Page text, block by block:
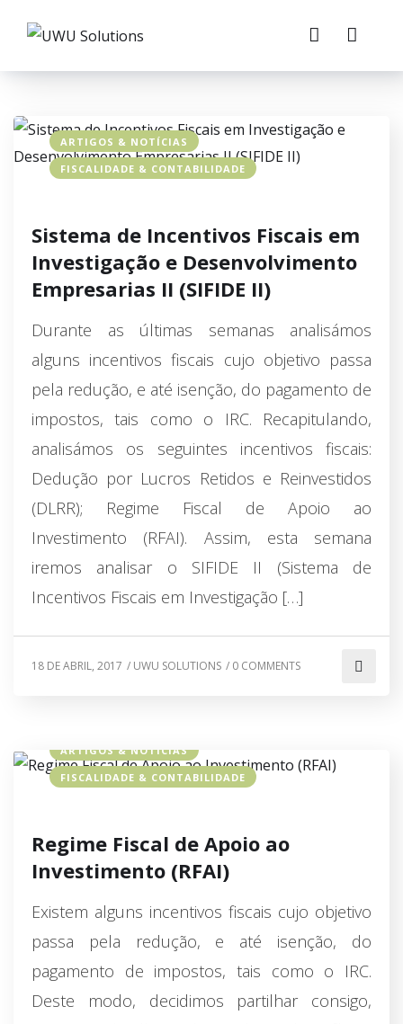
ARTIGOS & NOTÍCIAS
FISCALIDADE & CONTABILIDADE
Sistema de Incentivos Fiscais em
Investigação e Desenvolvimento
Empresarias II (SIFIDE II)
Durante as últimas semanas analisámos
alguns incentivos fiscais cujo objetivo passa
pela redução, e até isenção, do pagamento de
impostos, tais como o IRC. Recapitulando,
analisámos os seguintes incentivos fiscais:
Dedução por Lucros Retidos e Reinvestidos
(DLRR); Regime Fiscal de Apoio ao
Investimento (RFAI). Assim, esta semana
iremos analisar o SIFIDE II (Sistema de
Incentivos Fiscais em Investigação […]
18 DE ABRIL, 2017 / UWU SOLUTIONS / 0 COMMENTS
ARTIGOS & NOTÍCIAS
FISCALIDADE & CONTABILIDADE
Regime Fiscal de Apoio ao
Investimento (RFAI)
Existem alguns incentivos fiscais cujo objetivo
passa pela redução, e até isenção, do
pagamento de impostos, tais como o IRC.
Deste modo, decidimos partilhar consigo,